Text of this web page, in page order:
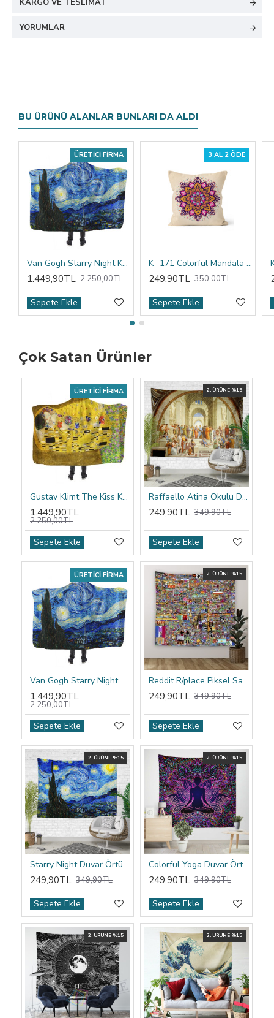
KARGO VE TESLIMAT
YORUMLAR
BU ÜRÜNÜ ALANLAR BUNLARI DA ALDI
ÜRETICI FIRMA
Van Gogh Starry Night Kapşonlu Battaniye
1.449,90TL 2.250,00TL
Sepete Ekle
3 AL 2 ÖDE
K- 171 Colorful Mandala Tribal Çift Tarafı Baskılı Kırlent Kılıfı
249,90TL 350,00TL
Sepete Ekle
Çok Satan Ürünler
ÜRETICI FIRMA
Gustav Klimt The Kiss Kapşonlu Battaniye
1.449,90TL
2.250,00TL
Sepete Ekle
2. ÜRÜNE %15
Raffaello Atina Okulu Duvar Örtüsü
249,90TL 349,90TL
Sepete Ekle
ÜRETICI FIRMA
Van Gogh Starry Night Kapşonlu Battaniye
1.449,90TL
2.250,00TL
Sepete Ekle
2. ÜRÜNE %15
Reddit R/place Piksel Sanatı Duvar Örtüsü
249,90TL 349,90TL
Sepete Ekle
2. ÜRÜNE %15
Starry Night Duvar Örtüsü
249,90TL 349,90TL
Sepete Ekle
2. ÜRÜNE %15
Colorful Yoga Duvar Örtüsü
249,90TL 349,90TL
Sepete Ekle
2. ÜRÜNE %15 2. ÜRÜNE %15